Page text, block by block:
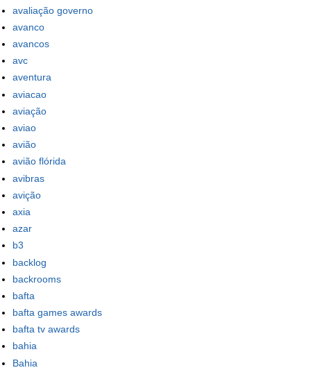
avaliação governo
avanco
avancos
avc
aventura
aviacao
aviação
aviao
avião
avião flórida
avibras
avição
axia
azar
b3
backlog
backrooms
bafta
bafta games awards
bafta tv awards
bahia
Bahia